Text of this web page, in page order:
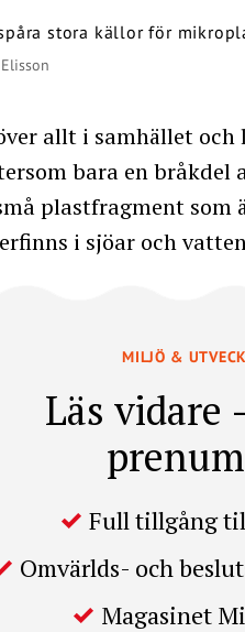
allt i samhället
bara en
plastfragment som
i sjöar och
MILJÖ &
Läs vidare
Full tillgång
Omvärlds- och
Magasinet